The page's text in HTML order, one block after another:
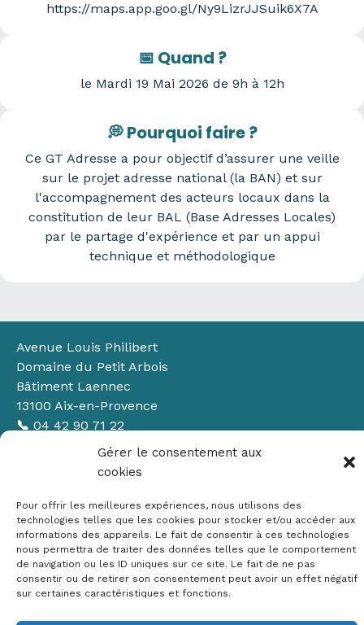
Gérer le consentement aux
cookies
Pour offrir les meilleures expériences, nous utilisons des
technologies telles que les cookies pour stocker et/ou accéder aux
informations des appareils. Le fait de consentir à ces technologies
nous permettra de traiter des données telles que le comportement
de navigation ou les ID uniques sur ce site. Le fait de ne pas
consentir ou de retirer son consentement peut avoir un effet négatif
sur certaines caractéristiques et fonctions.
https://maps.app.goo.gl/Ny9LizrJJSuik6X7A
📅 Quand ?
le Mardi 19 Mai 2026 de 9h à 12h
💭 Pourquoi faire ?
Ce GT Adresse a pour objectif d’assurer une veille
sur le projet adresse national (la BAN) et sur
l'accompagnement des acteurs locaux dans la
constitution de leur BAL (Base Adresses Locales)
par le partage d'expérience et par un appui
technique et méthodologique
Avenue Louis Philibert
Domaine du Petit Arbois
Bâtiment Laennec
13100 Aix-en-Provence
📞 04 42 90 71 22
✉ contact@crige-paca.org
Mentions légales
RGPD
Politique de cookies (UE)